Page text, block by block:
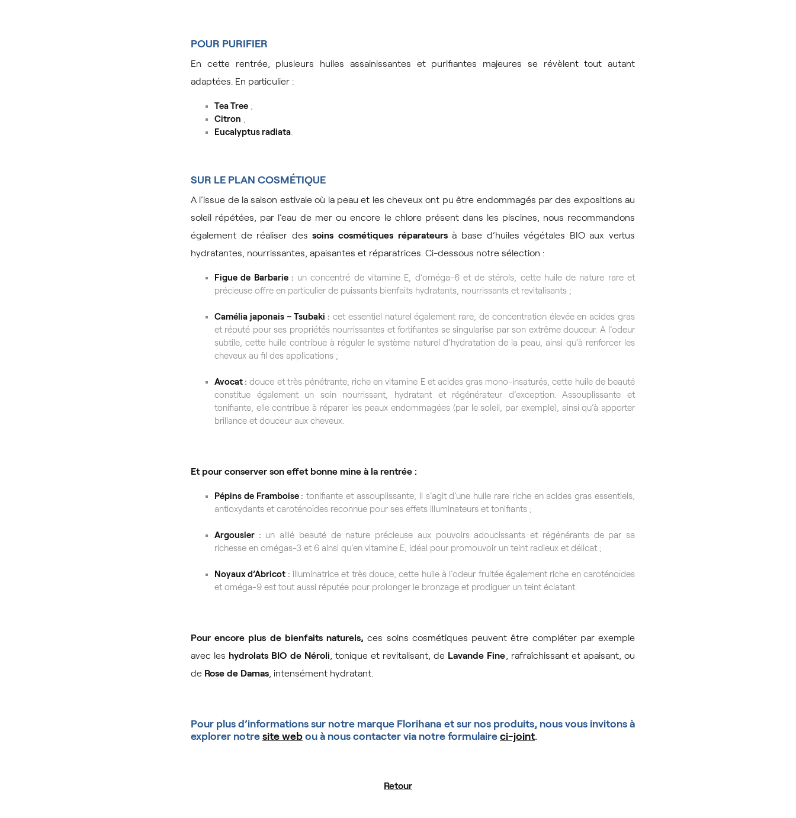
POUR PURIFIER
En cette rentrée, plusieurs huiles assainissantes et purifiantes majeures se révèlent tout autant
adaptées. En particulier :
Tea Tree ;
Citron ;
Eucalyptus radiata
SUR LE PLAN COSMÉTIQUE
A l’issue de la saison estivale où la peau et les cheveux ont pu être endommagés par des expositions au
soleil répétées, par l’eau de mer ou encore le chlore présent dans les piscines, nous recommandons
également de réaliser des soins cosmétiques réparateursà base d’huiles végétales BIO aux vertus
hydratantes, nourrissantes, apaisantes et réparatrices. Ci-dessous notre sélection :
Figue de Barbarie: un concentré de vitamine E, d’oméga-6 et de stérols, cette huile de nature rare et
précieuse offre en particulier de puissants bienfaits hydratants, nourrissants et revitalisants ;
Camélia japonais – Tsubaki : cet essentiel naturel également rare, de concentration élevée en acides gras
et réputé pour ses propriétés nourrissantes et fortifiantes se singularise par son extrême douceur. A l’odeur
subtile, cette huile contribue à réguler le système naturel d’hydratation de la peau, ainsi qu’à renforcer les
cheveux au fil des applications ;
Avocat : douce et très pénétrante, riche en vitamine E et acides gras mono-insaturés, cette huile de beauté
constitue également un soin nourrissant, hydratant et régénérateur d’exception. Assouplissante et
tonifiante, elle contribue à réparer les peaux endommagées (par le soleil, par exemple), ainsi qu’à apporter
brillance et douceur aux cheveux.
Et pour conserver son effet bonne mine à la rentrée :
Pépins de Framboise: tonifiante et assouplissante, il s’agit d’une huile rare riche en acides gras essentiels,
antioxydants et caroténoïdes reconnue pour ses effets illuminateurs et tonifiants ;
Argousier : un allié beauté de nature précieuse aux pouvoirs adoucissants et régénérants de par sa
richesse en omégas-3 et 6 ainsi qu’en vitamine E, idéal pour promouvoir un teint radieux et délicat ;
Noyaux d’Abricot : illuminatrice et très douce, cette huile à l’odeur fruitée également riche en caroténoïdes
et oméga-9 est tout aussi réputée pour prolonger le bronzage et prodiguer un teint éclatant.
Pour encore plus de bienfaits naturels, ces soins cosmétiques peuvent être compléter par exemple
avec les hydrolats BIO de Néroli , tonique et revitalisant, de Lavande Fine , rafraîchissant et apaisant, ou
de Rose de Damas , intensément hydratant.
Pour plus d’informations sur notre marque Florihana et sur nos produits, nous vous invitons à
explorer notre site web ou à nous contacter via notre formulaire ci-joint.
Retour